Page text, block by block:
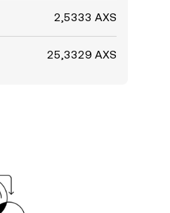
2,5333 AXS
25,3329 AXS